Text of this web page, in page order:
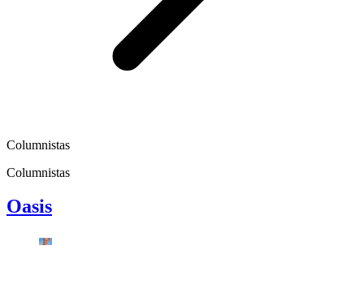
Columnistas
Columnistas
Oasis